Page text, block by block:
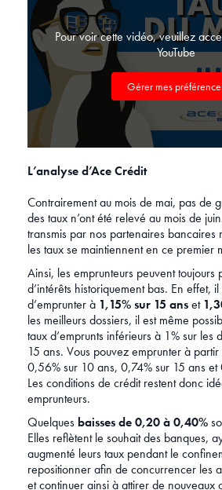
Pour voir cette vidéo, veuillez
YouTube
Gérer mes
L’analyse d’Ace Crédit
Contrairement au mois de mai, pas de
des taux n’ont été relevé au mois de
transmis par nos partenaires bancaires
les taux se maintiennent en ce premier
Ainsi, les emprunteurs peuvent toujours
d’intérêts historiquement bas. En effet,
d’emprunter à 1,15% sur 15 anset
les meilleurs dossiers, il est même
taux d’emprunts inférieurs à 1% sur les
15 ans. Vous pouvez emprunter à
0,56% sur 10 ans, 0,74% sur 15 ans
Les conditions de crédit restent donc
emprunteurs.
Quelques baisses de 0,20 à 0,40%
Elles reflètent le souhait des banques,
augmenté leurs taux pendant le
repositionner afin de concurrencer les
et continuer ainsi à attirer de nouveaux